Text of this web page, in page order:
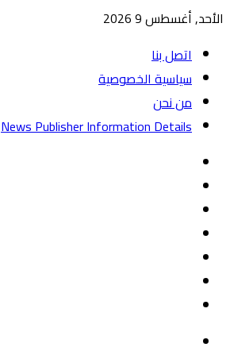
الأحد, أغسطس 9 2026
اتصل بنا
سياسية الخصوصية
من نحن
News Publisher Information Details